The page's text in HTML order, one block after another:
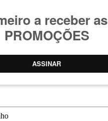
promoções.
ao stock